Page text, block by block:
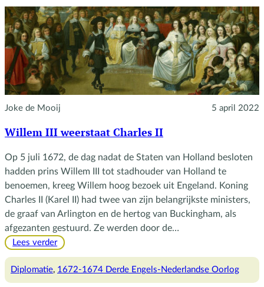
Joke de Mooij 5 april 2022
Willem III weerstaat Charles II
Op 5 juli 1672, de dag nadat de Staten van Holland besloten
hadden prins Willem III tot stadhouder van Holland te
benoemen, kreeg Willem hoog bezoek uit Engeland. Koning
Charles II (Karel II) had twee van zijn belangrijkste ministers,
de graaf van Arlington en de hertog van Buckingham, als
afgezanten gestuurd. Ze werden door de…
Lees verder:
III
Diplomatie, 1672-1674 Derde Engels-Nederlandse Oorlog